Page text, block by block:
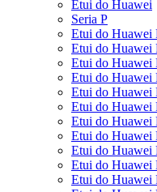
Etui do Huawei
Seria P
Etui do Huawei
Etui do Huawei
Etui do Huawei
Etui do Huawei
Etui do Huawei
Etui do Huawei
Etui do Huawei
Etui do Huawei
Etui do Huawei
Etui do Huawei
Etui do Huawei